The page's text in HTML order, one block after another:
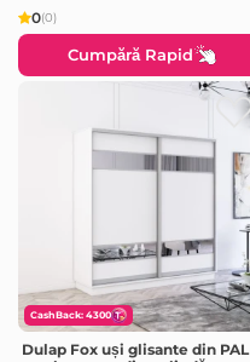
0(0)
Cumpără Rapid
CashBack: 4300
Dulap Fox uși glisante din PAL